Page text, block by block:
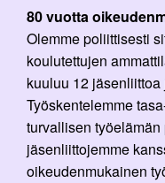
80 vuotta
Olemme poliittisesti
koulutettujen
kuuluu 12
Työskentelemme
turvallisen
jäsenliittojemme
oikeudenmukainen